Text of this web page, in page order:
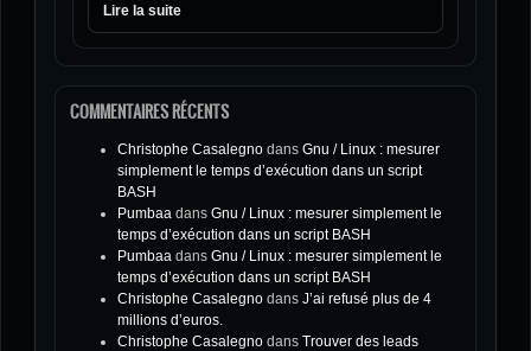
Lire la suite
COMMENTAIRES RÉCENTS
Christophe Casalegno dans Gnu / Linux : mesurer
simplement le temps d’exécution dans un script
BASH
Pumbaa dans Gnu / Linux : mesurer simplement le
temps d’exécution dans un script BASH
Pumbaa dans Gnu / Linux : mesurer simplement le
temps d’exécution dans un script BASH
Christophe Casalegno dans J’ai refusé plus de 4
millions d’euros.
Christophe Casalegno dans Trouver des leads